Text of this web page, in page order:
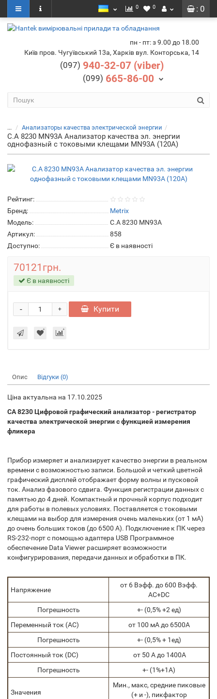
: 0
0 0
пн - пт: з 9.00 до 18.00
Київ пров. Чугуївський 13а, Харків вул. Конторська, 14
(097) 940-32-07 (viber)
(099) 665-86-00
... Анализаторы качества электрической энергии
C.A 8230 MN93A Анализатор качества эл. энергии
однофазный с токовыми клещами MN93A (120А)
Рейтинг:
Бренд:
Metrix
Модель:
C.A 8230 MN93A
Артикул:
858
Доступно:
Є в наявності
70121грн.
Є в наявності
+
- Купити
Опис Відгуки (0)
Ціна актуальна на 17.10.2025
CA 8230 Цифровой графический анализатор - регистратор
качества электрической энергии с функцией измерения
фликера
Прибор измеряет и анализирует качество энергии в реальном
времени с возможностью записи. Большой и четкий цветной
графический дисплей отображает форму волны и пусковой
ток. Анализ фазового сдвига. Функция регистрации данных с
памятью до 4 дней. Компактный и прочный корпус подходит
для работы в полевых условиях. Поставляется с токовыми
клещами на выбор для измерения очень маленьких (от 1 мА)
до очень больших токов (до 6500 А). Подключение к ПК через
RS-232-порт с помощью адаптера USB Программное
обеспечение Data Viewer расширяет возможности
конфигурирования, передачи данных и обработки в ПК.
Напряжение
от 6 Вэфф. до 600 Вэфф.
AC+DC
Погрешность
+- (0,5% +2 ед)
Переменный ток (АС)
от 100 мА до 6500А
Погрешность
+- (0,5% + 1ед)
Постоянный ток (DC)
от 50 А до 1400А
Погрешность
+- (1%+1А)
Значения
Мин., макс, средние пиковые
(+ и -), пикфактор